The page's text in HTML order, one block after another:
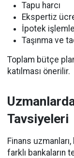
Tapu harcı
Ekspertiz
İpotek
Taşınma ve
Toplam bütçe
katılması önerilir.
Tavsiyeleri
Finans
farklı bankaların